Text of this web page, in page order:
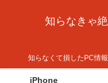
知らなきゃ
知らなくて損したPC情
iPhone